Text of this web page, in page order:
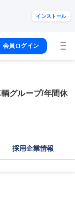
インストール
会員ログイン
グループ/年間休
採用企業情報